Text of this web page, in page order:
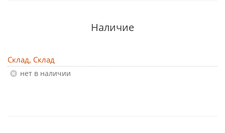
Наличие
Склад, Склад
Нет в наличии